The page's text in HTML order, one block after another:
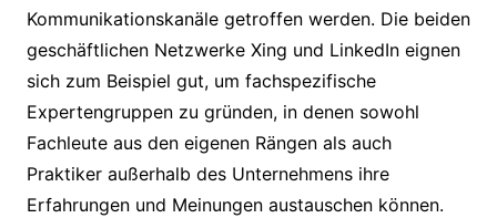
Kommunikationskanäle getroffen werden. Die beiden
geschäftlichen Netzwerke Xing und LinkedIn eignen
sich zum Beispiel gut, um fachspezifische
Expertengruppen zu gründen, in denen sowohl
Fachleute aus den eigenen Rängen als auch
Praktiker außerhalb des Unternehmens ihre
Erfahrungen und Meinungen austauschen können.